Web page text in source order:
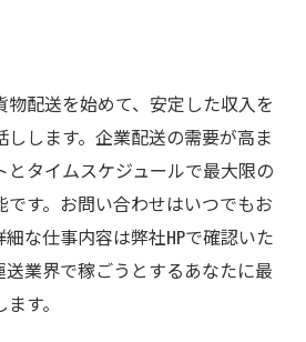
配送を始めて、安定した収入を
します。企業配送の需要が高ま
とタイムスケジュールで最大限の
す。お問い合わせはいつでもお
な仕事内容は弊社HPで確認いた
業界で稼ごうとするあなたに最
す。